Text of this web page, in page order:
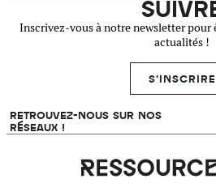
Inscrivez-vous à notre newsletter pour
actualités !
S'INSCRIRE
RETROUVEZ-NOUS SUR NOS
RÉSEAUX !
Ressources 31